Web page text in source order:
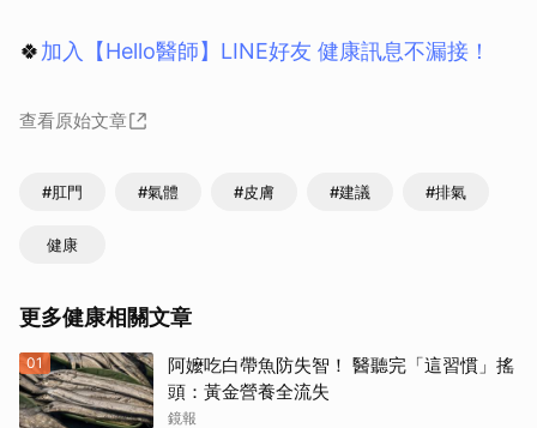
🍀加入【Hello醫師】LINE好友 健康訊息不漏接！
查看原始文章
#肛門 #氣體 #皮膚 #建議 #排氣
健康
更多健康相關文章
01
阿嬤吃白帶魚防失智！ 醫聽完「這習慣」搖
頭：黃金營養全流失
鏡報